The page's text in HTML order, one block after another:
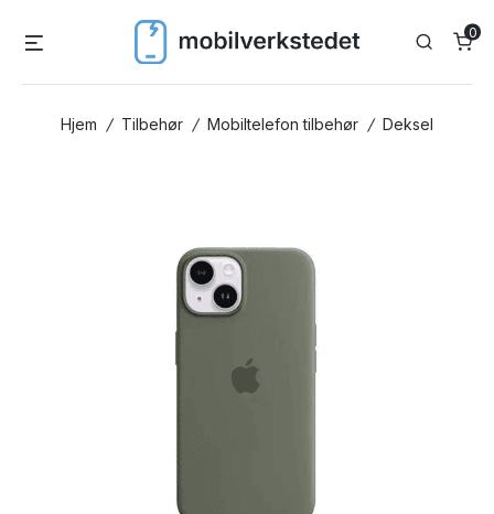
Search
0
Hjem / Tilbehør / Mobiltelefon tilbehør / Deksel